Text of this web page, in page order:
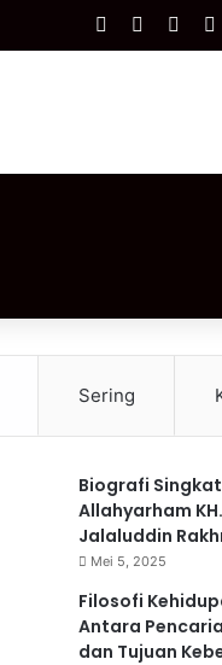
Facebook
Sering
Biografi Singkat
Allahyarham KH.
Jalaluddin
Mei 5, 2025
Filosofi
Antara
dan Tujuan